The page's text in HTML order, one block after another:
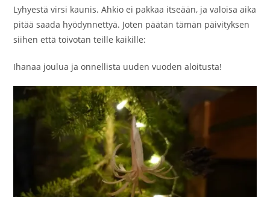
Lyhyestä virsi kaunis. Ahkio ei pakkaa itseään, ja valoisa aika
pitää saada hyödynnettyä. Joten päätän tämän päivityksen
siihen että toivotan teille kaikille:
Ihanaa joulua ja onnellista uuden vuoden aloitusta!